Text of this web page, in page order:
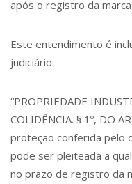
após o registro da
Este entendimento é
judiciário:
“PROPRIEDADE
COLIDÊNCIA. § 1º, DO
proteção conferida pelo
pode ser pleiteada a
no prazo de registro da